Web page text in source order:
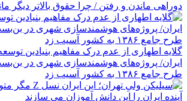
دوراهی ماندن و رفتن / چرا حقوق بالاتر دیگر
گلایه اطهاری از عدم درک مفاهیم بنیادین
ایران/ پروژه‌های هوشمندسازی شهری در
طرح جامع ۱۳۸۶ به کشور آسیب زد